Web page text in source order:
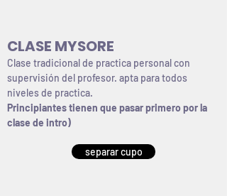
CLASE MYSORE
Clase tradicional de practica personal con
supervisión del profesor. apta para todos
niveles de practica.
Principiantes tienen que pasar primero por la
clase de intro)
separar cupo